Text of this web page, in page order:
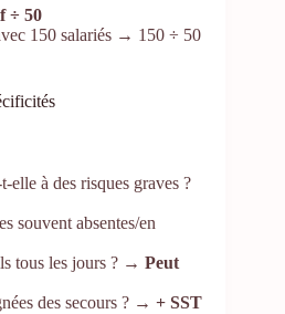
÷ 50
150 salariés → 150 ÷ 50
elle à des risques graves ?
souvent absentes/en
tous les jours ? → Peut
des secours ? → + SST